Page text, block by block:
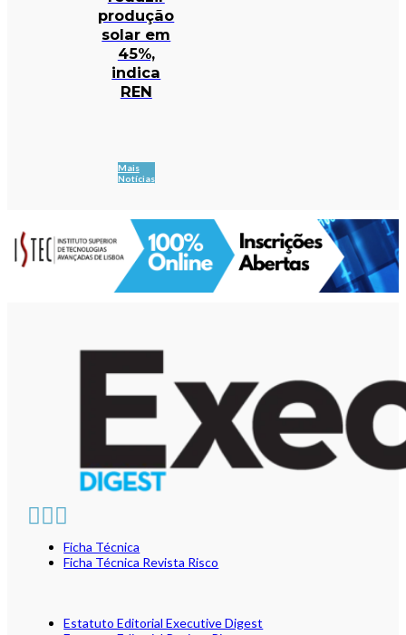
produção
solar em
45%,
indica
REN
Mais
Notícias
Ficha Técnica
Ficha Técnica Revista Risco
Estatuto Editorial Executive Digest